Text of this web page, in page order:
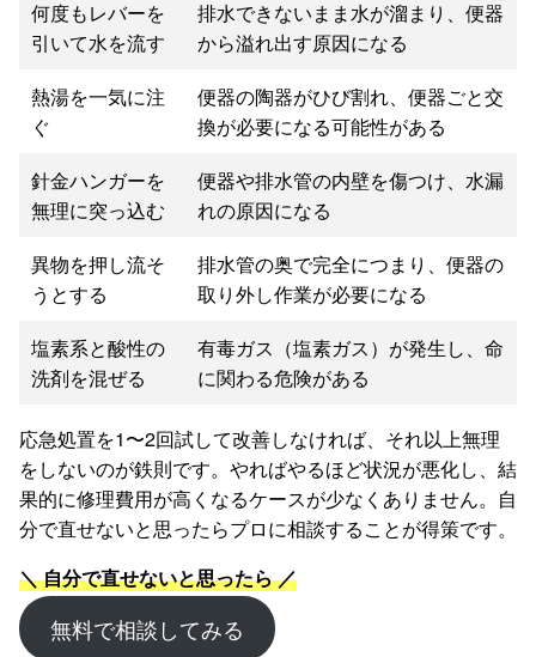
何度もレバーを
引いて水を流す
排水できないまま水が溜まり、便器
から溢れ出す原因になる
熱湯を一気に注
ぐ
便器の陶器がひび割れ、便器ごと交
換が必要になる可能性がある
針金ハンガーを
無理に突っ込む
便器や排水管の内壁を傷つけ、水漏
れの原因になる
異物を押し流そ
うとする
排水管の奥で完全につまり、便器の
取り外し作業が必要になる
塩素系と酸性の
洗剤を混ぜる
有毒ガス（塩素ガス）が発生し、命
に関わる危険がある
応急処置を1〜2回試して改善しなければ、それ以上無理
をしないのが鉄則です。やればやるほど状況が悪化し、結
果的に修理費用が高くなるケースが少なくありません。自
分で直せないと思ったらプロに相談することが得策です。
＼ 自分で直せないと思ったら ／
無料で相談してみる